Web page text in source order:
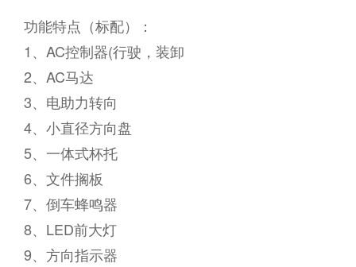
功能特点（标配）：
1、AC控制器(行驶，装卸
2、AC马达
3、电助力转向
4、小直径方向盘
5、一体式杯托
6、文件搁板
7、倒车蜂鸣器
8、LED前大灯
9、方向指示器